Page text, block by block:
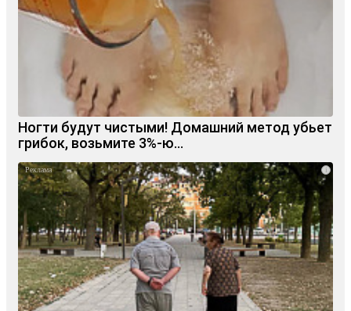
Ногти будут чистыми! Домашний метод убьет
грибок, возьмите 3%-ю…
i